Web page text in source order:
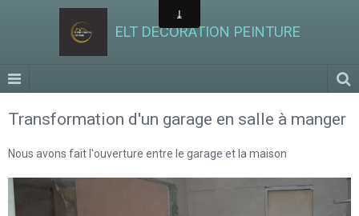
ELT DECORATION PEINTURE
Transformation d'un garage en salle à manger
Nous avons fait l'ouverture entre le garage et la maison